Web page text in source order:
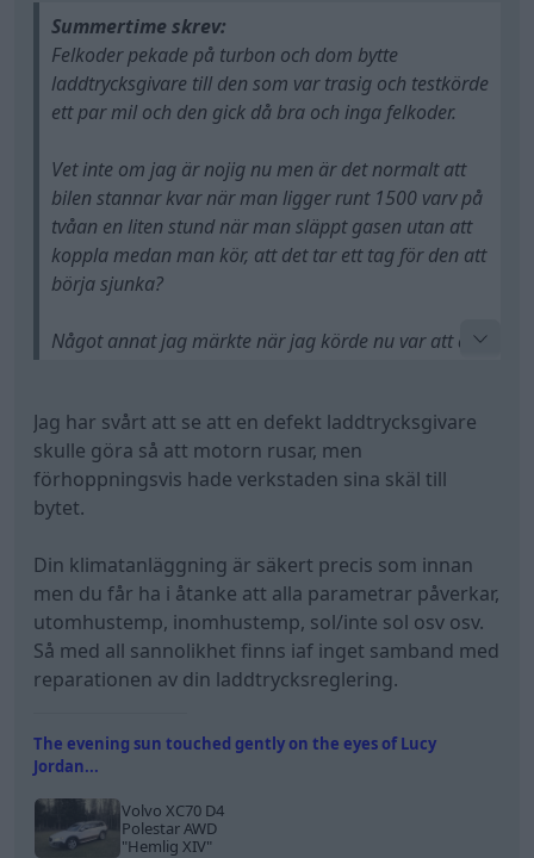
Summertime skrev:
Felkoder pekade på turbon och dom bytte
laddtrycksgivare till den som var trasig och testkörde
ett par mil och den gick då bra och inga felkoder.
Vet inte om jag är nojig nu men är det normalt att
bilen stannar kvar när man ligger runt 1500 varv på
tvåan en liten stund när man släppt gasen utan att
koppla medan man kör, att det tar ett tag för den att
börja sjunka?
Något annat jag märkte när jag körde nu var att det
24 grader ens när den blivit sval på 17 grader först
men från 23 till 17 grader blev det fart men senare
upp till tex 23 inte mycket fart och upp till 26 blev
det medelfart på fläkten bara även direkt från den
Vid manuell inställning av fläkthastighet och
temperatur så beter den sig normalt och man kan
vrida på hög hastighet om man vill på alla
temperaturer.
Jag har svårt att se att en defekt laddtrycksgivare
skulle göra så att motorn rusar, men
förhoppningsvis hade verkstaden sina skäl till
bytet.
Din klimatanläggning är säkert precis som innan
men du får ha i åtanke att alla parametrar påverkar,
utomhustemp, inomhustemp, sol/inte sol osv osv.
Så med all sannolikhet finns iaf inget samband med
reparationen av din laddtrycksreglering.
The evening sun touched gently on the eyes of Lucy
Jordan...
Volvo XC70 D4
Polestar AWD
"Hemlig XIV"